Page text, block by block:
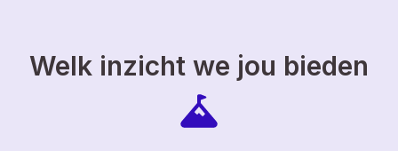
Welk inzicht we jou bieden